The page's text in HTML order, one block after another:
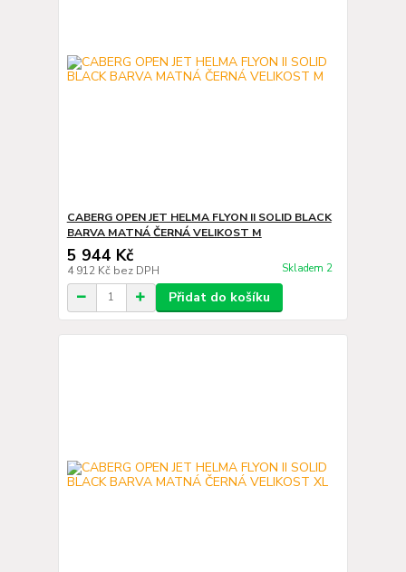
CABERG OPEN JET HELMA FLYON II SOLID BLACK
BARVA MATNÁ ČERNÁ VELIKOST M
5 944 Kč
4 912 Kč bez DPH Skladem 2
Přidat do košíku